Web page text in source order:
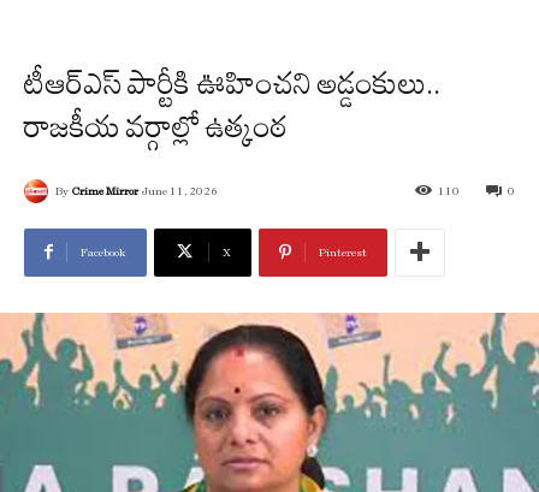
టీఆర్ఎస్ పార్టీకి ఊహించని అడ్డంకులు..
రాజకీయ వర్గాల్లో ఉత్కంఠ
By Crime Mirror June 11, 2026 0
110
Facebook X Pinterest